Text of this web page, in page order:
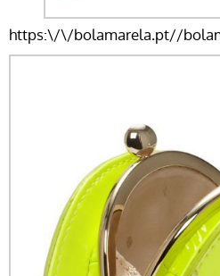
https:\/\/bolamarela.pt//